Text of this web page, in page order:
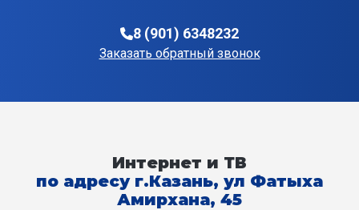
8 (901) 6348232
Заказать обратный звонок
Интернет и ТВ
по адресу г.Казань, ул Фатыха
Амирхана, 45